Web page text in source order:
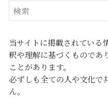
当サイトに掲載されている
釈や理解に基づくものであ
ことがあります。
必ずしも全ての人や文化で
ん。